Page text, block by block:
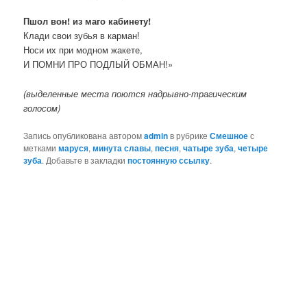
Пшол вон! из маго кабинету!
Клади свои зубья в карман!
Носи их при модном жакете,
И ПОМНИ ПРО ПОДЛЫЙ ОБМАН!»
(выделенные места поются надрывно-трагическим
голосом)
Запись опубликована авторомadminв рубрикеСмешноес
меткамимаруся,минута славы,песня,чатыре зуба,четыре
зуба. Добавьте в закладкипостоянную ссылку.